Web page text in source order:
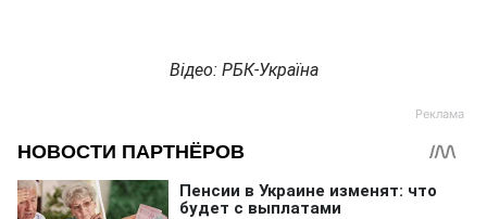
Відео: РБК-Україна